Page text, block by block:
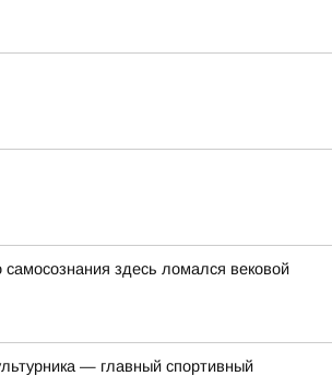
здесь ломался вековой
— главный спортивный